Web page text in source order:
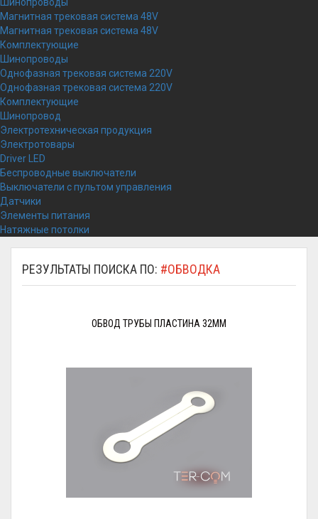
Магнитная трековая система 48V
Магнитная трековая система 48V
Комплектующие
Шинопроводы
Однофазная трековая система 220V
Однофазная трековая система 220V
Комплектующие
Шинопровод
Электротехническая продукция
Электротовары
Driver LED
Беспроводные выключатели
Выключатели с пультом управления
Датчики
Элементы питания
Натяжные потолки
РЕЗУЛЬТАТЫ ПОИСКА ПО: #ОБВОДКА
ОБВОД ТРУБЫ ПЛАСТИНА 32ММ